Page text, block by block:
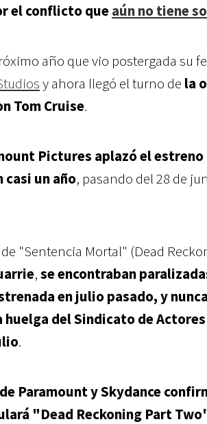
el conflicto queaún no tiene
año que vio postergada su
y ahora llegó el turno de la
Tom Cruise.
Pictures aplazó el estreno
un año, pasando del 28 de
"Sentencia Mortal" (Dead
,se encontraban
en julio pasado, y
huelga del Sindicato de Actores
.
Paramount y Skydance
"Dead Reckoning Part